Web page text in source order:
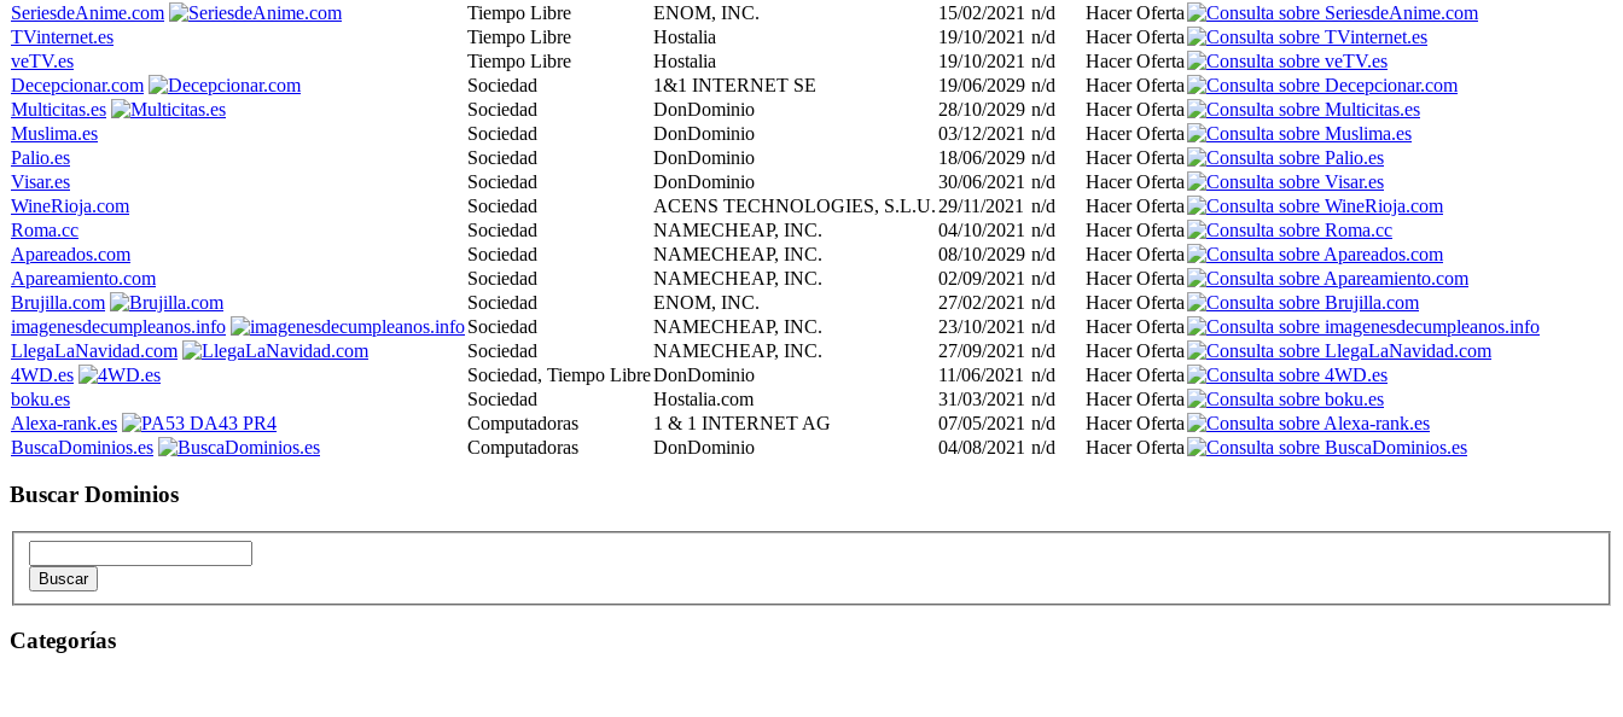
SeriesdeAnime.com
Tiempo Libre ENOM, INC. 15/02/2021 n/d
Hacer Oferta
TVinternet.es
Tiempo Libre Hostalia 19/10/2021 n/d
Hacer Oferta
veTV.es
Tiempo Libre Hostalia 19/10/2021 n/d
Hacer Oferta
Decepcionar.com
Sociedad 1&1 INTERNET SE 19/06/2029 n/d
Hacer Oferta
Multicitas.es
Sociedad DonDominio 28/10/2029 n/d
Hacer Oferta
Muslima.es
Sociedad DonDominio 03/12/2021 n/d
Hacer Oferta
Palio.es
Sociedad DonDominio 18/06/2029 n/d
Hacer Oferta
Visar.es
Sociedad DonDominio 30/06/2021 n/d
Hacer Oferta
WineRioja.com
Sociedad ACENS TECHNOLOGIES, S.L.U. 29/11/2021 n/d
Hacer Oferta
Roma.cc
Sociedad NAMECHEAP, INC. 04/10/2021 n/d
Hacer Oferta
Apareados.com
Sociedad NAMECHEAP, INC. 08/10/2029 n/d
Hacer Oferta
Apareamiento.com
Sociedad NAMECHEAP, INC. 02/09/2021 n/d
Hacer Oferta
Brujilla.com
Sociedad ENOM, INC. 27/02/2021 n/d
Hacer Oferta
imagenesdecumpleanos.info
Sociedad NAMECHEAP, INC. 23/10/2021 n/d
Hacer Oferta
LlegaLaNavidad.com
Sociedad NAMECHEAP, INC. 27/09/2021 n/d
Hacer Oferta
4WD.es
Sociedad, Tiempo LibreDonDominio 11/06/2021 n/d
Hacer Oferta
boku.es
Sociedad Hostalia.com 31/03/2021 n/d
Hacer Oferta
Alexa-rank.es
Computadoras 1 & 1 INTERNET AG 07/05/2021 n/d
Hacer Oferta
BuscaDominios.es
Computadoras DonDominio 04/08/2021 n/d Hacer Oferta
Buscar Dominios
Categorías